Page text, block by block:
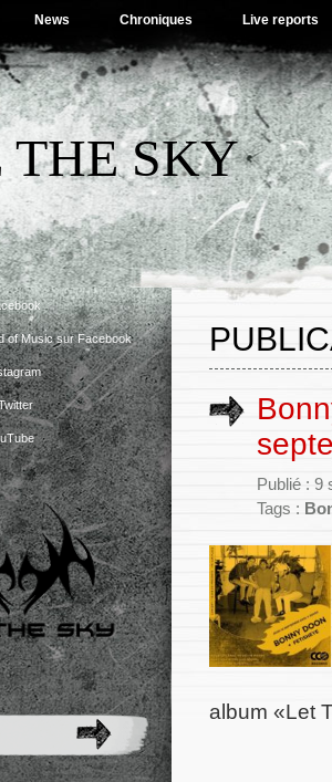
News Chroniques Live reports
THE SKY
of Music sur Facebook
Publié : 9
Tags :
album «Let